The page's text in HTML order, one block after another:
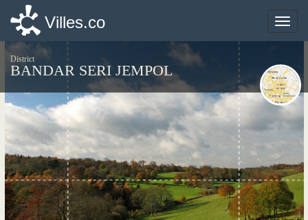
Toggle
Villes.co
District
BANDAR SERI JEMPOL
Toggle
Villes.co